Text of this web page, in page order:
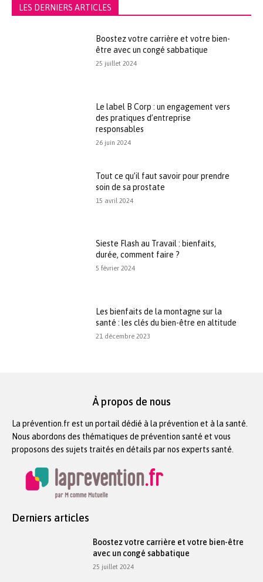
LES DERNIERS ARTICLES
Boostez votre carrière et votre bien-
être avec un congé sabbatique
25 juillet 2024
Le label B Corp : un engagement vers
des pratiques d’entreprise
responsables
26 juin 2024
Tout ce qu’il faut savoir pour prendre
soin de sa prostate
15 avril 2024
Sieste Flash au Travail : bienfaits,
durée, comment faire ?
5 février 2024
Les bienfaits de la montagne sur la
santé : les clés du bien-être en altitude
21 décembre 2023
À propos de nous
La prévention.fr est un portail dédié à la prévention et à la santé.
Nous abordons des thématiques de prévention santé et vous
proposons des sujets traités en détails par nos experts santé.
Derniers articles
Boostez votre carrière et votre bien-être
avec un congé sabbatique
25 juillet 2024